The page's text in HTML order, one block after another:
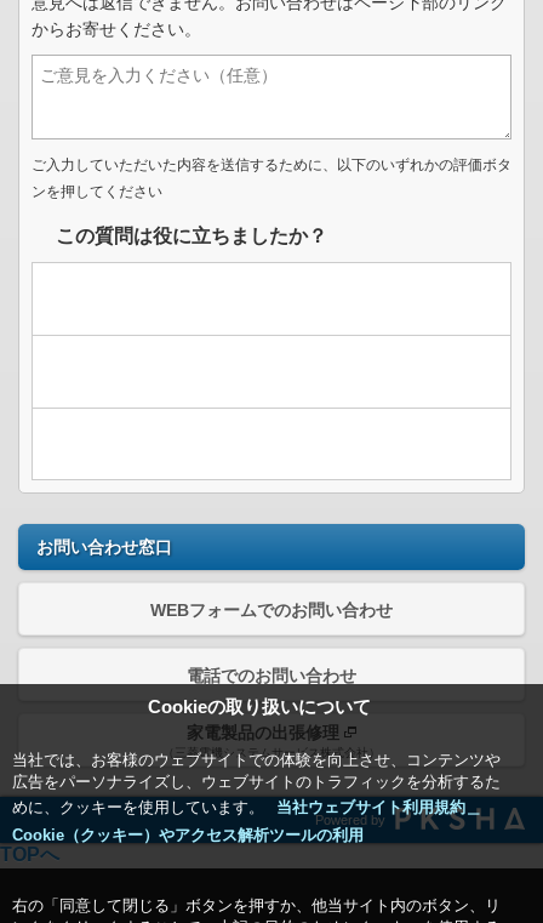
Cookieの取り扱いについて
当社では、お客様のウェブサイトでの体験を向上させ、コンテンツや
広告をパーソナライズし、ウェブサイトのトラフィックを分析するた
めに、クッキーを使用しています。
当社ウェブサイト利用規約＿
Cookie（クッキー）やアクセス解析ツールの利用
右の「同意して閉じる」ボタンを押すか、他当サイト内のボタン、リ
からお寄せください。
ご入力していただいた内容を送信するために、以下のいずれかの評価ボタ
ンを押してください
この質問は役に立ちましたか？
お問い合わせ窓口
WEBフォームでのお問い合わせ
電話でのお問い合わせ
家電製品の出張修理
（三菱電機システムサービス株式会社）
Powered by
TOPへ